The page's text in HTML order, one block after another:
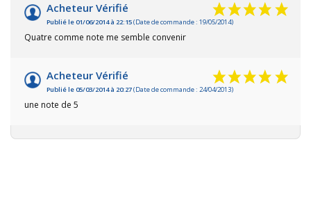
Acheteur Vérifié
Publié le 01/06/2014 à 22:15(Date de commande : 19/05/2014)
Quatre comme note me semble convenir
Acheteur Vérifié
Publié le 05/03/2014 à 20:27(Date de commande : 24/04/2013)
une note de 5